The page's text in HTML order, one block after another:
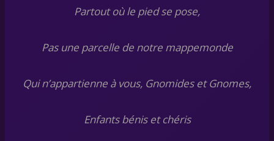
Partout où le pied se pose,
Pas une parcelle de notre mappemonde
Qui n’appartienne à vous, Gnomides et Gnomes,
Enfants bénis et chéris